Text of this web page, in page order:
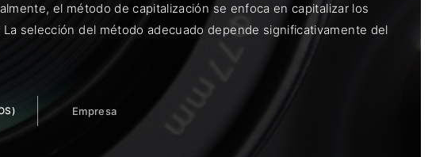
el método de capitalización se enfoca en capitalizar los
selección del método adecuado depende significativamente del
Empresa